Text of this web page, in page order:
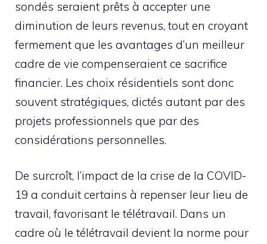
sondés seraient prêts à accepter une
diminution de leurs revenus, tout en croyant
fermement que les avantages d’un meilleur
cadre de vie compenseraient ce sacrifice
financier. Les choix résidentiels sont donc
souvent stratégiques, dictés autant par des
projets professionnels que par des
considérations personnelles.
De surcroît, l’impact de la crise de la COVID-
19 a conduit certains à repenser leur lieu de
travail, favorisant le télétravail. Dans un
cadre où le télétravail devient la norme pour